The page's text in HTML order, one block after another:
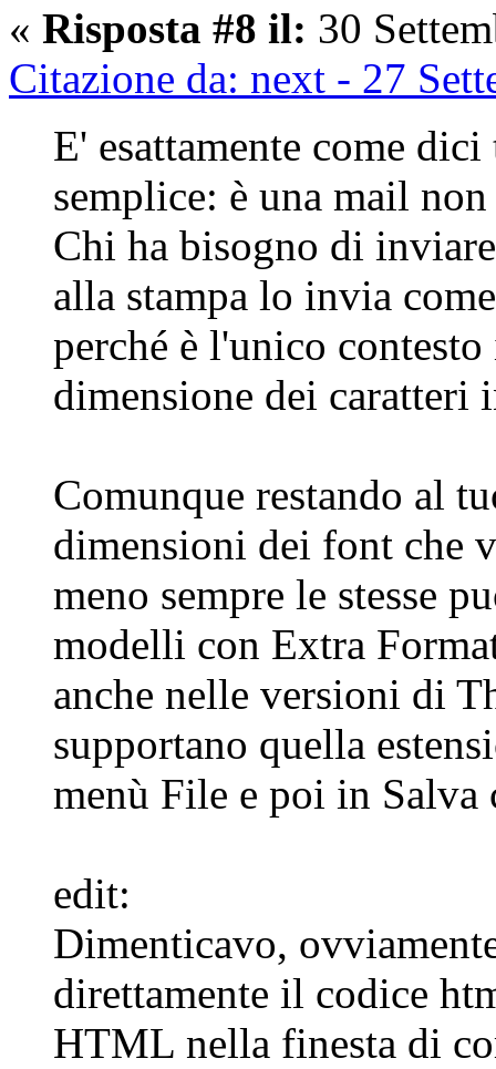
« Risposta #8 il: 30
Citazione da: next - 27
E' esattamente come
semplice: è una mail
Chi ha bisogno di
alla stampa lo invia
perché è l'unico
dimensione dei caratteri
Comunque restando al
dimensioni dei font che
meno sempre le stesse
modelli con Extra
anche nelle versioni di
supportano quella
menù File e poi in
edit:
Dimenticavo,
direttamente il codice
HTML nella finesta di